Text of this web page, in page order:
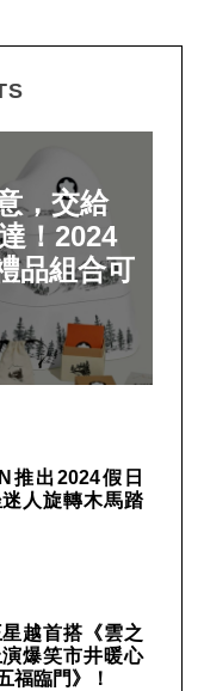
，交給
！2024
品組合可
推出2024假日
人旋轉木馬踏
星越首搭《雲之
爆笑市井暖心
福臨門》！